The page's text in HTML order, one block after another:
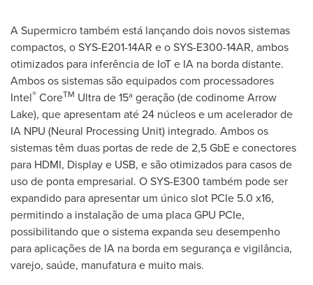
A Supermicro também está lançando dois novos sistemas
compactos, o SYS-E201-14AR e o SYS-E300-14AR, ambos
otimizados para inferência de IoT e IA na borda distante.
Ambos os sistemas são equipados com processadores
Intel® CoreTM Ultra de 15ª geração (de codinome Arrow
Lake), que apresentam até 24 núcleos e um acelerador de
IA NPU (Neural Processing Unit) integrado. Ambos os
sistemas têm duas portas de rede de 2,5 GbE e conectores
para HDMI, Display e USB, e são otimizados para casos de
uso de ponta empresarial. O SYS-E300 também pode ser
expandido para apresentar um único slot PCIe 5.0 x16,
permitindo a instalação de uma placa GPU PCIe,
possibilitando que o sistema expanda seu desempenho
para aplicações de IA na borda em segurança e vigilância,
varejo, saúde, manufatura e muito mais.